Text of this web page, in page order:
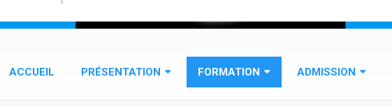
ACCUEIL PRÉSENTATION FORMATION ADMISSION